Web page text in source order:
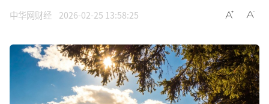
中华网财经 2026-02-25 13:58:25